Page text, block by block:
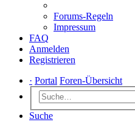
Forums-Regeln
Impressum
FAQ
Anmelden
Registrieren
· Portal Foren-Übersicht
Suche